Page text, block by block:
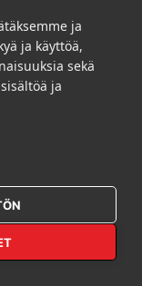
ja
ja käyttöä,
sekä
ja
OPEN REBL AI